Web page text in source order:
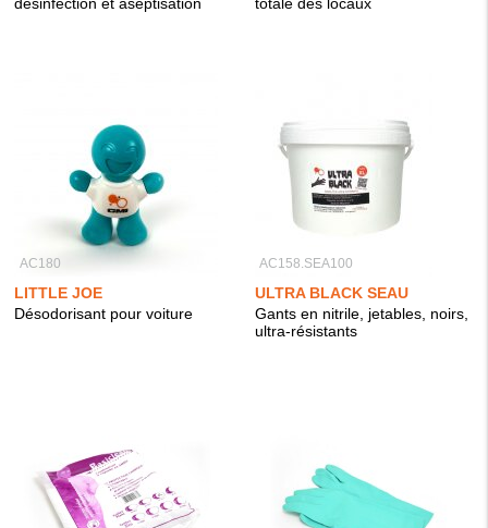
désinfection et aseptisation
totale des locaux
AC180
LITTLE JOE
Désodorisant pour voiture
AC158.SEA100
ULTRA BLACK SEAU
Gants en nitrile, jetables, noirs,
ultra-résistants